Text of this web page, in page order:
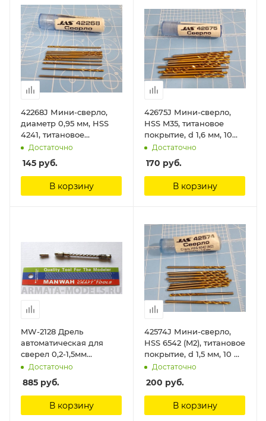
42268J Мини-сверло,
диаметр 0,95 мм, HSS
4241, титановое
покрытие, 10 шт./уп. Jas
Достаточно
145 руб.
В корзину
42675J Мини-сверло,
HSS M35, титановое
покрытие, d 1,6 мм, 10
шт. Jas
Достаточно
170 руб.
В корзину
MW-2128 Дрель
автоматическая для
сверел 0,2-1,5мм
ManWah
Достаточно
885 руб.
В корзину
42574J Мини-сверло,
HSS 6542 (M2), титановое
покрытие, d 1,5 мм, 10 шт.
JasДостаточно
200 руб.
В корзину